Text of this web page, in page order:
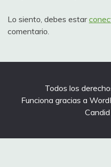
Lo siento, debes estar
comentario.
Todos los
Funciona gracias a